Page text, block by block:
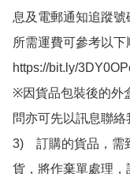
息及電郵通知追蹤號
所需運費可參考以下
https://bit.ly/
※因貨品包裝後的外
問亦可先以訊息聯
3)　訂購的貨品，需
貨，將作棄單處理，